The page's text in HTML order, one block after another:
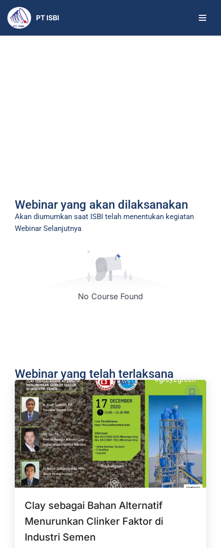
Skip
to
PT ISBI
Webinar yang akan dilaksanakan
Akan diumumkan saat ISBI telah menentukan kegiatan
Webinar Selanjutnya
No Course Found
Webinar yang telah terlaksana
Clay sebagai Bahan Alternatif
Menurunkan Clinker Faktor di
Industri Semen